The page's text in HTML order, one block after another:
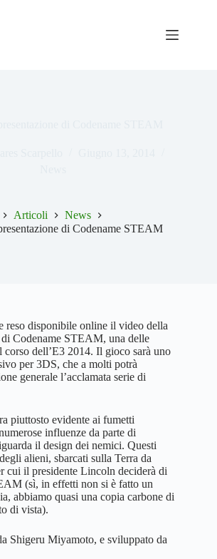
Articoli
News
di Codename STEAM
reso disponibile online il video della
Codename STEAM, una delle
corso dell’E3 2014. Il gioco sarà uno
per 3DS, che a molti potrà
generale l’acclamata serie di
piuttosto evidente ai fumetti
influenze da parte di
il design dei nemici. Questi
alieni, sbarcati sulla Terra da
cui il presidente Lincoln deciderà di
(sì, in effetti non si è fatto un
abbiamo quasi una copia carbone di
di vista).
Shigeru Miyamoto, e sviluppato da